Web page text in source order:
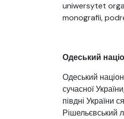
uniwersytet
monografii,
Одеський
Одеський
сучасної
півдні України
Рішельєвський